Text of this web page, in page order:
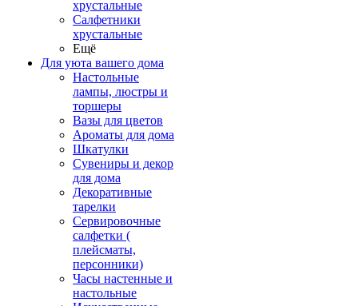
хрустальные
Салфетники
хрустальные
Ещё
Для уюта вашего дома
Настольные
лампы, люстры и
торшеры
Вазы для цветов
Ароматы для дома
Шкатулки
Сувениры и декор
для дома
Декоративные
тарелки
Сервировочные
салфетки (
плейсматы,
персонники)
Часы настенные и
настольные